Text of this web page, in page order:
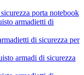
porta notebook
armadietti di
di sicurezza per
armadi di sicurezza